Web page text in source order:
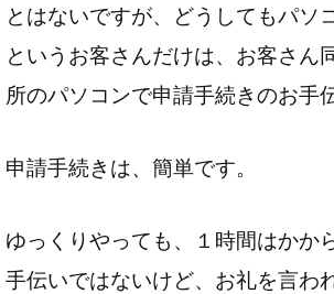
とはないですが、どうしてもパソ
というお客さんだけは、お客さん
所のパソコンで申請手続きのお手
申請手続きは、簡単です。
ゆっくりやっても、１時間はかか
手伝いではないけど、お礼を言わ